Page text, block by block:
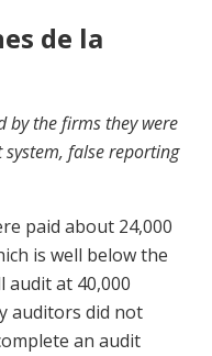
de la
by the firms they were
false reporting
paid about 24,000
is well below the
audit at 40,000
auditors did not
an audit